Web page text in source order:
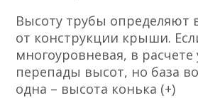
Высоту трубы определяют
от конструкции крыши.
многоуровневая, в
перепады высот, но база во
одна – высота конька (+)